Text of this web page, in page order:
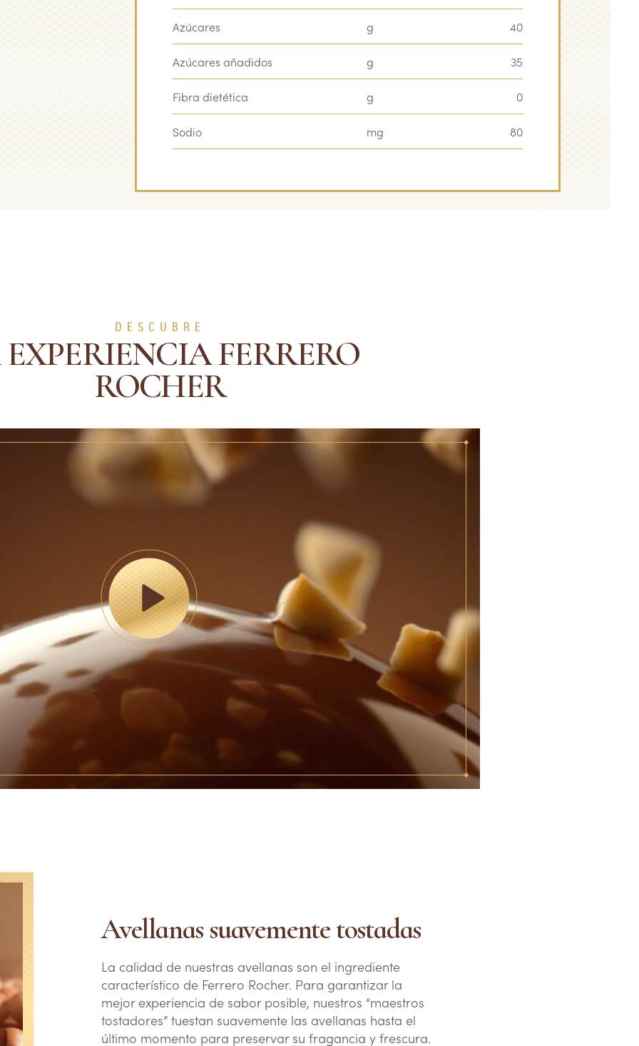
Azúcares g 40
Azúcares añadidos g 35
Fibra dietética g 0
Sodio mg 80
DESCUBRE
FERRERO
ROCHER
Avellanas suavemente tostadas
La calidad de nuestras avellanas son el ingrediente
característico de Ferrero Rocher. Para garantizar la
mejor experiencia de sabor posible, nuestros “maestros
tostadores” tuestan suavemente las avellanas hasta el
último momento para preservar su fragancia y frescura.